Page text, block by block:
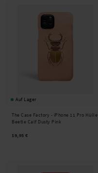
Auf Lager
The Case Factory - iPhone 11 Pro Hülle
Beetle Calf Dusty Pink
19,95 €